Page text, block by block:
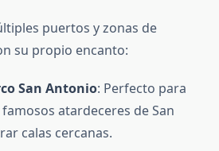
puertos y zonas de
su propio encanto:
San Antonio: Perfecto para
atardeceres de San
calas cercanas.